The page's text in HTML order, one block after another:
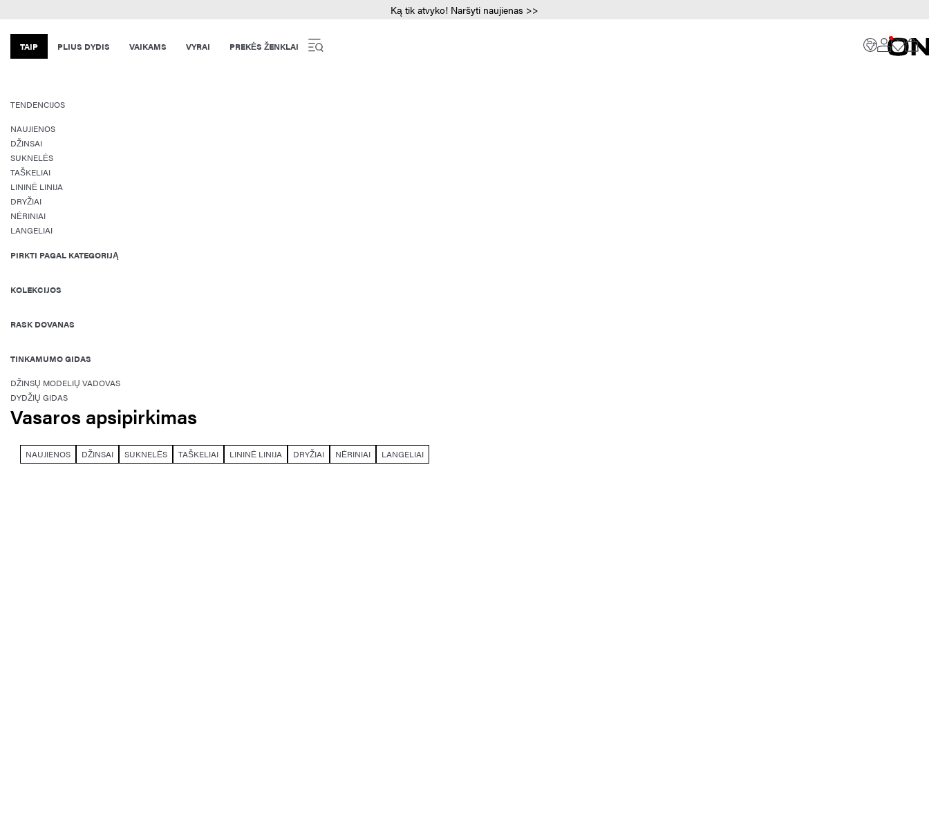
Ką tik atvyko! Naršyti naujienas >>
TAIP PLIUS DYDIS VAIKAMS VYRAI PREKĖS ŽENKLAI
TENDENCIJOS
NAUJIENOS
DŽINSAI
SUKNELĖS
TAŠKELIAI
LININĖ LINIJA
DRYŽIAI
NĖRINIAI
LANGELIAI
PIRKTI PAGAL KATEGORIJĄ
KOLEKCIJOS
RASK DOVANAS
TINKAMUMO GIDAS
DŽINSŲ MODELIŲ VADOVAS
DYDŽIŲ GIDAS
Vasaros apsipirkimas
NAUJIENOS DŽINSAI SUKNELĖS TAŠKELIAI LININĖ LINIJA DRYŽIAI NĖRINIAI LANGELIAI